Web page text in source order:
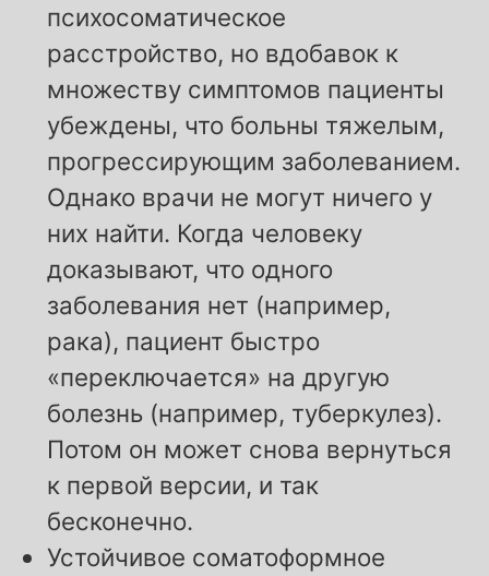
психосоматическое
расстройство, но вдобавок к
множеству симптомов пациенты
убеждены, что больны тяжелым,
прогрессирующим заболеванием.
Однако врачи не могут ничего у
них найти. Когда человеку
доказывают, что одного
заболевания нет (например,
рака), пациент быстро
«переключается» на другую
болезнь (например, туберкулез).
Потом он может снова вернуться
к первой версии, и так
бесконечно.
Устойчивое соматоформное